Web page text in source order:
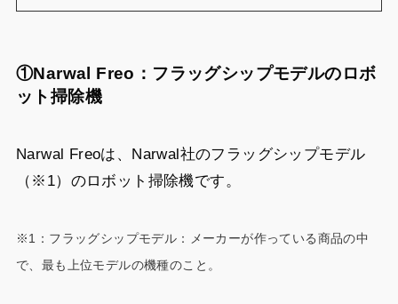
①Narwal Freo：フラッグシップモデルのロボ
ット掃除機
Narwal Freoは、Narwal社のフラッグシップモデル
（※1）のロボット掃除機です。
※1：フラッグシップモデル：メーカーが作っている商品の中
で、最も上位モデルの機種のこと。